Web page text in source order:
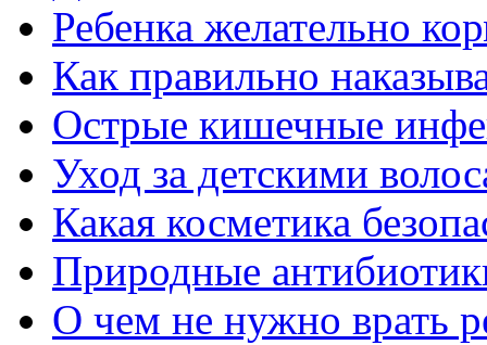
Ребенка желательно
Как правильно
Острые кишечные
Уход за детскими
Какая косметика
Природные
О чем не нужно врать